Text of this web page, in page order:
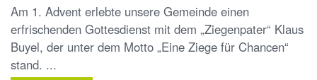
Am 1. Advent erlebte unsere Gemeinde einen
erfrischenden Gottesdienst mit dem „Ziegenpater“ Klaus
Buyel, der unter dem Motto „Eine Ziege für Chancen“
stand. ...